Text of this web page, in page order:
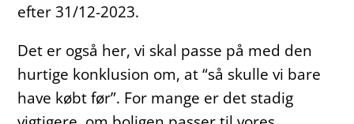
efter 31/12-2023.
Det er også her, vi skal passe på med den
hurtige konklusion om, at “så skulle vi bare
have købt før”. For mange er det stadig